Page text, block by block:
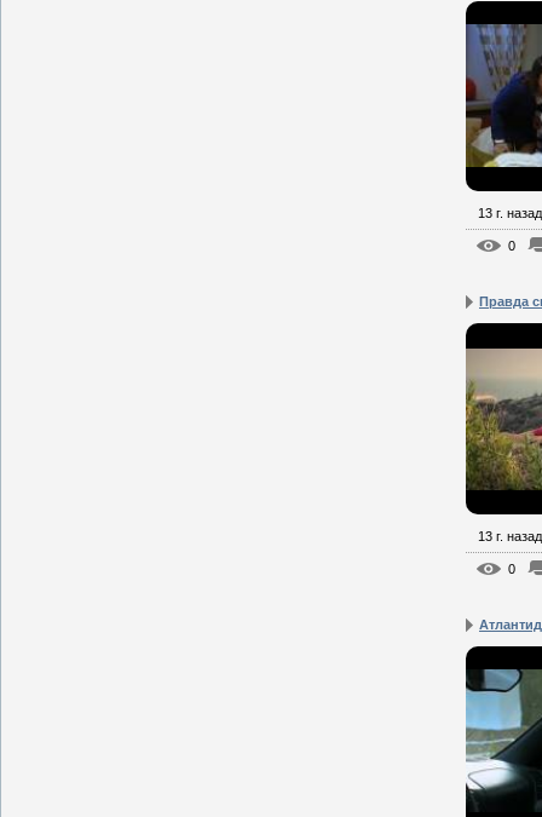
13 г. назад
0
Правда
13 г. назад
0